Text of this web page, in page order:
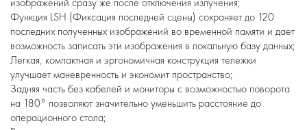
Функция LSH (Фиксация последней сцены) сохраняет до 120
последних полученных изображений во временной памяти и дает
возможность записать эти изображения в локальную базу данных;
Легкая, компактная и эргономичная конструкция тележки
улучшает маневренность и экономит пространство;
Задняя часть без кабелей и мониторы с возможностью поворота
на 180° позволяют значительно уменьшить расстояние до
операционного стола;